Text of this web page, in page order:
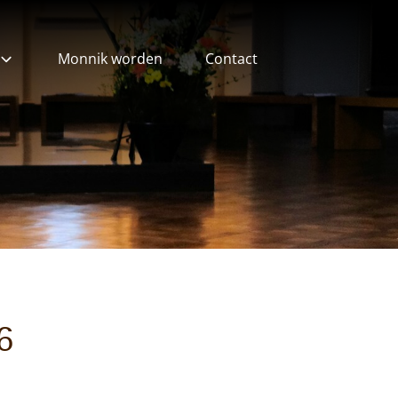
Monnik worden Contact